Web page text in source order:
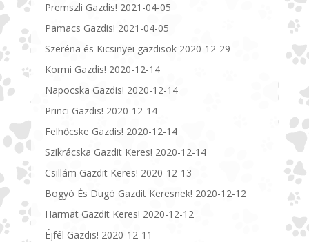
Premszli Gazdis! 2021-04-05
Pamacs Gazdis! 2021-04-05
Szeréna és Kicsinyei gazdisok 2020-12-29
Kormi Gazdis! 2020-12-14
Napocska Gazdis! 2020-12-14
Princi Gazdis! 2020-12-14
Felhőcske Gazdis! 2020-12-14
Szikrácska Gazdit Keres! 2020-12-14
Csillám Gazdit Keres! 2020-12-13
Bogyó És Dugó Gazdit Keresnek! 2020-12-12
Harmat Gazdit Keres! 2020-12-12
Éjfél Gazdis! 2020-12-11